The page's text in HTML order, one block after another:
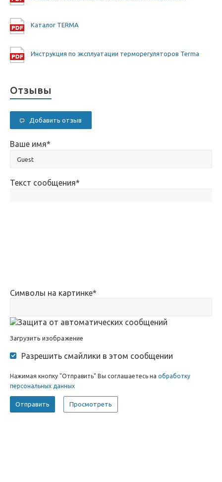
Каталог TERMA
Инструкция по эксплуатации терморегуляторов Terma
Отзывы
Добавить отзыв
Ваше имя*
Текст сообщения*
Символы на картинке*
Загрузить изображение
Разрешить смайлики в этом сообщении
Нажимая кнопку "Отправить" Вы соглашаетесь на обработку
персональных данных